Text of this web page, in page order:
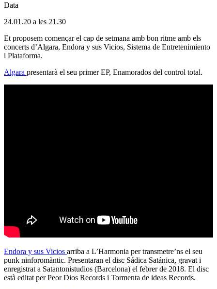
Data
24.01.20 a les 21.30
Et proposem començar el cap de setmana amb bon ritme amb els
concerts d’Algara, Endora y sus Vicios, Sistema de Entretenimiento
i Plataforma.
Algara presentarà el seu primer EP, Enamorados del control total.
Endora y sus Vicios arriba a L’Harmonia per transmetre’ns el seu
punk ninforomàntic. Presentaran el disc Sádica Satánica, gravat i
enregistrat a Satantonistudios (Barcelona) el febrer de 2018. El disc
està editat per Peor Dios Records i Tormenta de ideas Records.